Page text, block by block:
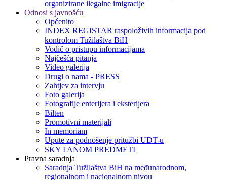
organizirane ilegalne imigracije
Odnosi s javnošću
Općenito
INDEX REGISTAR raspoloživih informacija pod
kontrolom Tužilaštva BiH
Vodič o pristupu informacijama
Najčešća pitanja
Video galerija
Drugi o nama - PRESS
Zahtjev za intervju
Foto galerija
Fotografije enterijera i eksterijera
Bilten
Promotivni materijali
In memoriam
Upute za podnošenje pritužbi UDT-u
SKY I ANOM PREDMETI
Pravna saradnja
Saradnja Tužilaštva BiH na međunarodnom,
regionalnom i nacionalnom nivou